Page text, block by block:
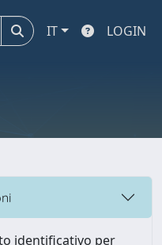
IT LOGIN
identificativo per